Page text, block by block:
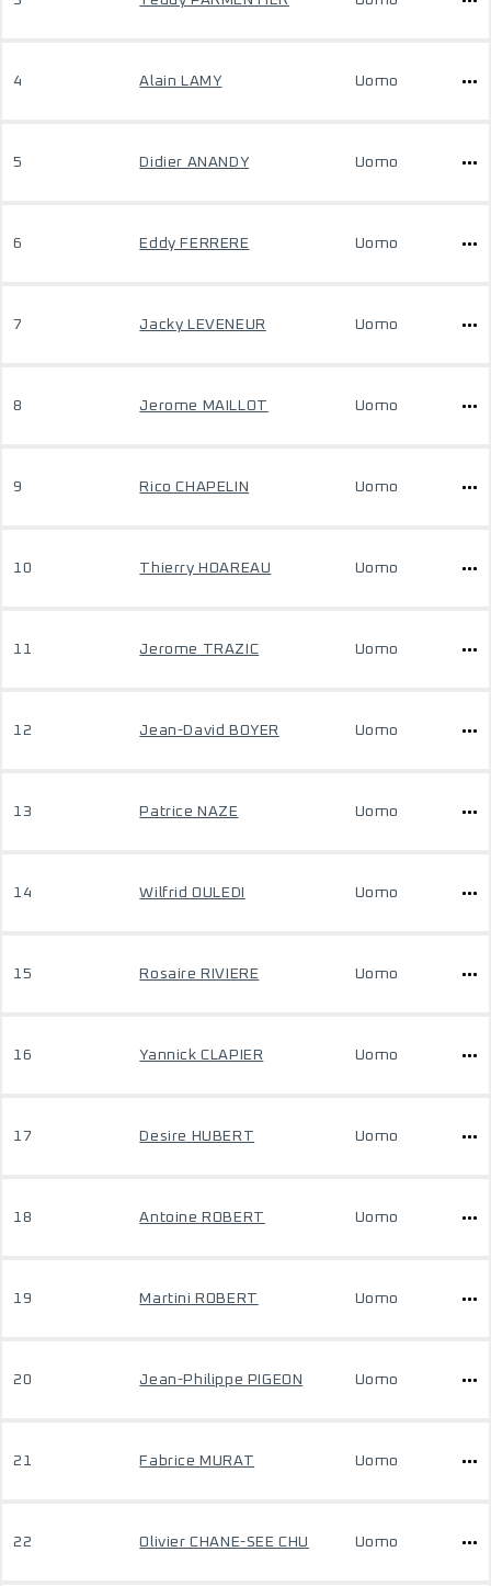
4 Alain LAMY Uomo
5 Didier ANANDY Uomo
6 Eddy FERRERE Uomo
7 Jacky LEVENEUR Uomo
8 Jerome MAILLOT Uomo
9 Rico CHAPELIN Uomo
10 Thierry HOAREAU Uomo
11 Jerome TRAZIC Uomo
12 Jean-David BOYER Uomo
13 Patrice NAZE Uomo
14 Wilfrid OULEDI Uomo
15 Rosaire RIVIERE Uomo
16 Yannick CLAPIER Uomo
17 Desire HUBERT Uomo
18 Antoine ROBERT Uomo
19 Martini ROBERT Uomo
20 Jean-Philippe PIGEON Uomo
21 Fabrice MURAT Uomo
22 Olivier CHANE-SEE CHU Uomo